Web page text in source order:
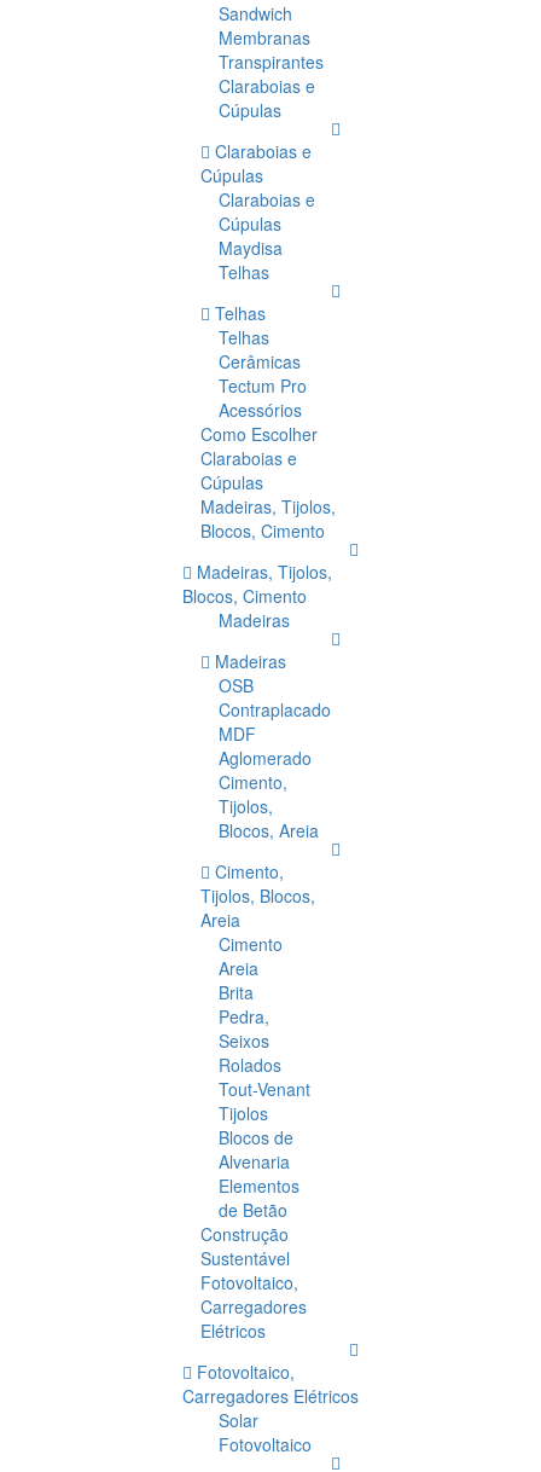
Sandwich
Membranas
Transpirantes
Claraboias e
Cúpulas
Claraboias e
Cúpulas
Claraboias e
Cúpulas
Maydisa
Telhas
Telhas
Telhas
Cerâmicas
Tectum Pro
Acessórios
Como Escolher
Claraboias e
Cúpulas
Madeiras, Tijolos,
Blocos, Cimento
Madeiras, Tijolos,
Blocos, Cimento
Madeiras
Madeiras
OSB
Contraplacado
MDF
Aglomerado
Cimento,
Tijolos,
Blocos, Areia
Cimento,
Tijolos, Blocos,
Areia
Cimento
Areia
Brita
Pedra,
Seixos
Rolados
Tout-Venant
Tijolos
Blocos de
Alvenaria
Elementos
de Betão
Construção
Sustentável
Fotovoltaico,
Carregadores
Elétricos
Fotovoltaico,
Carregadores Elétricos
Solar
Fotovoltaico